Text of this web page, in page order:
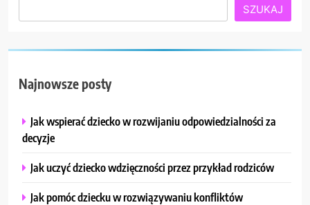
SZUKAJ
Najnowsze posty
Jak wspierać dziecko w rozwijaniu odpowiedzialności za
decyzje
Jak uczyć dziecko wdzięczności przez przykład rodziców
Jak pomóc dziecku w rozwiązywaniu konfliktów